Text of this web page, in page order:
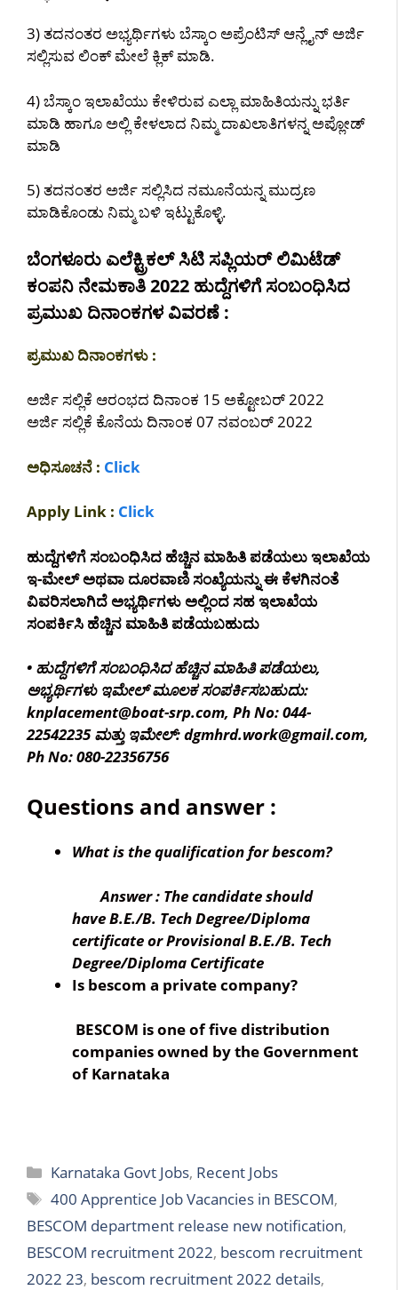
3) ತದನಂತರ ಅಭ್ಯರ್ಥಿಗಳು ಬೆಸ್ಕಾಂ ಅಪ್ರೆಂಟಿಸ್ ಆನ್ಲೈನ್ ಅರ್ಜಿ
ಸಲ್ಲಿಸುವ ಲಿಂಕ್ ಮೇಲೆ ಕ್ಲಿಕ್ ಮಾಡಿ.
4) ಬೆಸ್ಕಾಂ ಇಲಾಖೆಯು ಕೇಳಿರುವ ಎಲ್ಲಾ ಮಾಹಿತಿಯನ್ನು ಭರ್ತಿ
ಮಾಡಿ ಹಾಗೂ ಅಲ್ಲಿ ಕೇಳಲಾದ ನಿಮ್ಮ ದಾಖಲಾತಿಗಳನ್ನ ಅಪ್ಲೋಡ್
ಮಾಡಿ
5) ತದನಂತರ ಅರ್ಜಿ ಸಲ್ಲಿಸಿದ ನಮೂನೆಯನ್ನ ಮುದ್ರಣ
ಮಾಡಿಕೊಂಡು ನಿಮ್ಮ ಬಳಿ ಇಟ್ಟುಕೊಳ್ಳಿ.
ಬೆಂಗಳೂರು ಎಲೆಕ್ಟ್ರಿಕಲ್ ಸಿಟಿ ಸಪ್ಲಿಯರ್ ಲಿಮಿಟೆಡ್
ಕಂಪನಿ ನೇಮಕಾತಿ 2022 ಹುದ್ದೆಗಳಿಗೆ ಸಂಬಂಧಿಸಿದ
ಪ್ರಮುಖ ದಿನಾಂಕಗಳ ವಿವರಣೆ :
ಪ್ರಮುಖ ದಿನಾಂಕಗಳು :
ಅರ್ಜಿ ಸಲ್ಲಿಕೆ ಆರಂಭದ ದಿನಾಂಕ 15 ಅಕ್ಟೋಬರ್ 2022
ಅರ್ಜಿ ಸಲ್ಲಿಕೆ ಕೊನೆಯ ದಿನಾಂಕ 07 ನವಂಬರ್ 2022
ಅಧಿಸೂಚನೆ : Click
Apply Link : Click
ಹುದ್ದೆಗಳಿಗೆ ಸಂಬಂಧಿಸಿದ ಹೆಚ್ಚಿನ ಮಾಹಿತಿ ಪಡೆಯಲು ಇಲಾಖೆಯ
ಇ-ಮೇಲ್ ಅಥವಾ ದೂರವಾಣಿ ಸಂಖ್ಯೆಯನ್ನು ಈ ಕೆಳಗಿನಂತೆ
ವಿವರಿಸಲಾಗಿದೆ ಅಭ್ಯರ್ಥಿಗಳು ಅಲ್ಲಿಂದ ಸಹ ಇಲಾಖೆಯ
ಸಂಪರ್ಕಿಸಿ ಹೆಚ್ಚಿನ ಮಾಹಿತಿ ಪಡೆಯಬಹುದು
• ಹುದ್ದೆಗಳಿಗೆ ಸಂಬಂಧಿಸಿದ ಹೆಚ್ಚಿನ ಮಾಹಿತಿ ಪಡೆಯಲು,
ಅಭ್ಯರ್ಥಿಗಳು ಇಮೇಲ್ ಮೂಲಕ ಸಂಪರ್ಕಿಸಬಹುದು:
knplacement@boat-srp.com, Ph No: 044-
22542235 ಮತ್ತು ಇಮೇಲ್: dgmhrd.work@gmail.com,
Ph No: 080-22356756
Questions and answer :
What is the qualification for bescom?
Answer : The candidate should
haveB.E./B. Tech Degree/Diploma
certificate or Provisional B.E./B. Tech
Degree/Diploma Certificate
Is bescom a private company?
BESCOM is one of five distribution
companiesowned by the Government
of Karnataka
Categories
Karnataka Govt Jobs, Recent Jobs
Tags
400 Apprentice Job Vacancies in BESCOM,
BESCOM department release new notification,
BESCOM recruitment 2022, bescom recruitment
2022 23, bescom recruitment 2022 details,